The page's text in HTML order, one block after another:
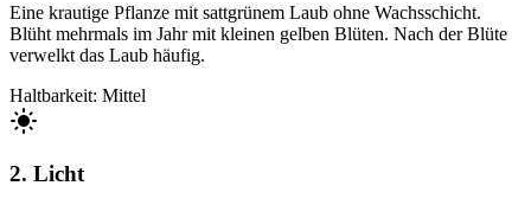
Eine krautige Pflanze mit sattgrünem Laub ohne Wachsschicht.
Blüht mehrmals im Jahr mit kleinen gelben Blüten. Nach der Blüte
verwelkt das Laub häufig.
Haltbarkeit: Mittel
2. Licht